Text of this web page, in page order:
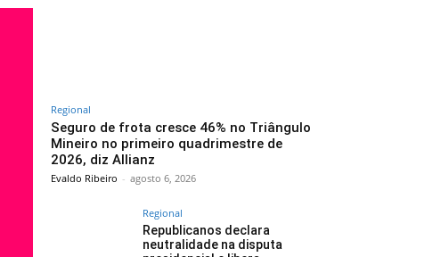
Regional
Seguro de frota cresce 46% no Triângulo
Mineiro no primeiro quadrimestre de
2026, diz Allianz
Evaldo Ribeiro - agosto 6, 2026
Regional
Republicanos declara
neutralidade na disputa